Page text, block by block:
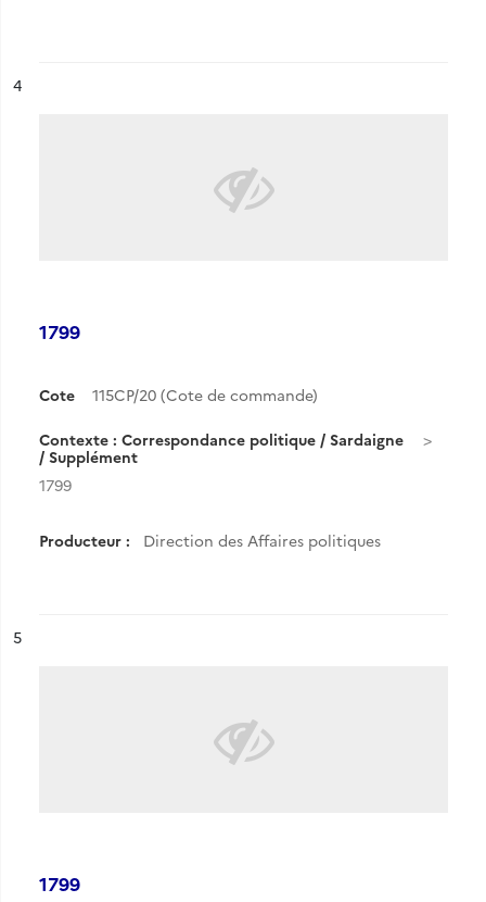
n°
4
1799
Cote 115CP/20 (Cote de commande)
Contexte : Correspondance politique / Sardaigne
/ Supplément
1799
Producteur : Direction des Affaires politiques
n°
5
1799